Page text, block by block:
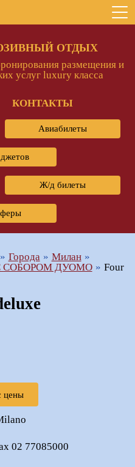
ОТДЫХ
размещения и
услуг luxury класса
КОНТАКТЫ
Авиабилеты
Ж/д билеты
Города
Милан
СОБОРОМ ДУОМО
Four
цены
02 77085000